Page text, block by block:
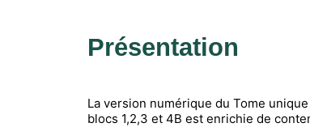
Présentation
La version numérique du Tome
blocs 1,2,3 et 4B est enrichie de